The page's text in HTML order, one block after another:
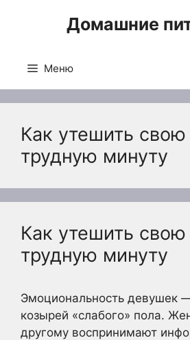
Домашние
Меню
Как утешить
трудную минуту
Как утешить
трудную минуту
Эмоциональность девушек
козырей «слабого» пола.
другому воспринимают